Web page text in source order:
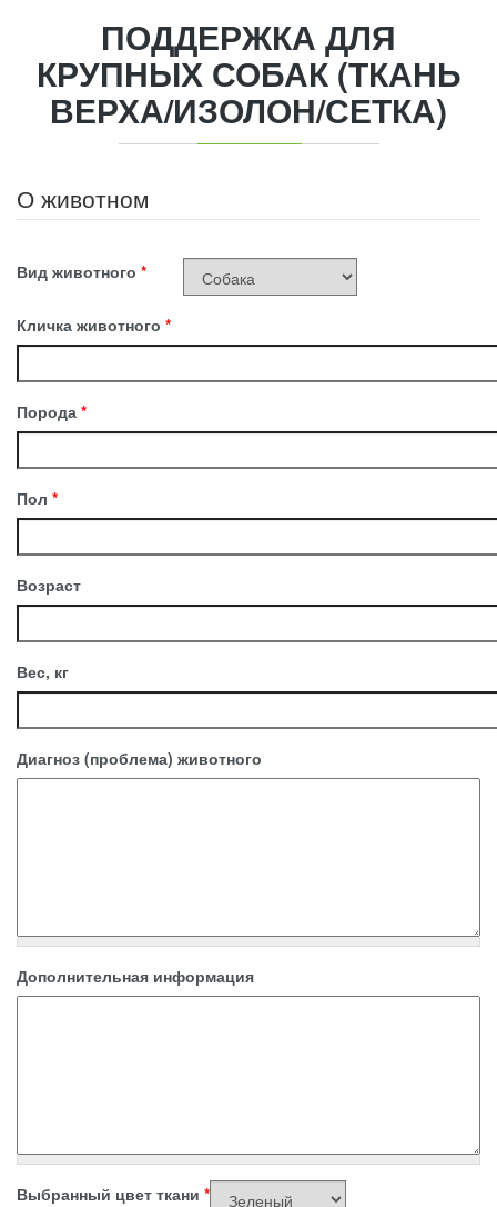
ПОДДЕРЖКА ДЛЯ
КРУПНЫХ СОБАК (ТКАНЬ
ВЕРХА/ИЗОЛОН/СЕТКА)
О животном
Вид животного *
Кличка животного *
Порода *
Пол *
Возраст
Вес, кг
Диагноз (проблема) животного
Дополнительная информация
Выбранный цвет ткани *